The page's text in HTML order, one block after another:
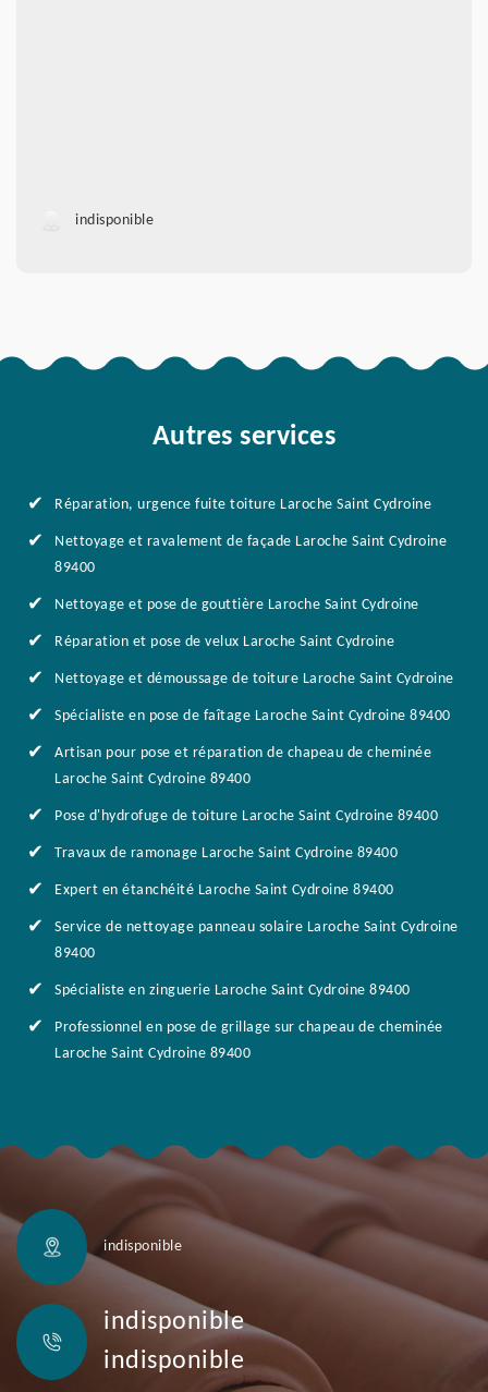
indisponible
Autres services
Réparation, urgence fuite toiture Laroche Saint Cydroine
Nettoyage et ravalement de façade Laroche Saint Cydroine
89400
Nettoyage et pose de gouttière Laroche Saint Cydroine
Réparation et pose de velux Laroche Saint Cydroine
Nettoyage et démoussage de toiture Laroche Saint Cydroine
Spécialiste en pose de faîtage Laroche Saint Cydroine 89400
Artisan pour pose et réparation de chapeau de cheminée
Laroche Saint Cydroine 89400
Pose d'hydrofuge de toiture Laroche Saint Cydroine 89400
Travaux de ramonage Laroche Saint Cydroine 89400
Expert en étanchéité Laroche Saint Cydroine 89400
Service de nettoyage panneau solaire Laroche Saint Cydroine
89400
Spécialiste en zinguerie Laroche Saint Cydroine 89400
Professionnel en pose de grillage sur chapeau de cheminée
Laroche Saint Cydroine 89400
indisponible
indisponible
indisponible